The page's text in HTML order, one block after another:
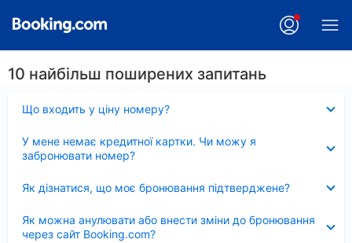
10 найбільш поширених запитань
Що входить у ціну номеру?
У мене немає кредитної картки. Чи можу я
забронювати номер?
Як дізнатися, що моє бронювання підтверджене?
Як можна анулювати або внести зміни до бронювання
через сайт Booking.com?